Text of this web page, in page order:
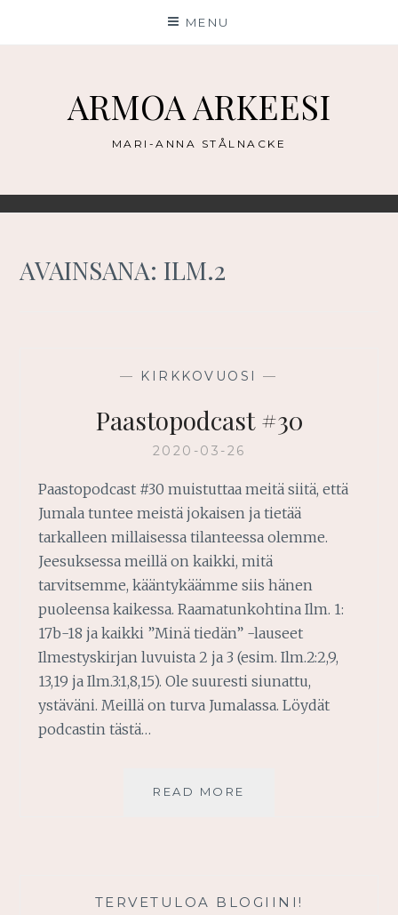
MENU
ARMOA ARKEESI
MARI-ANNA STÅLNACKE
AVAINSANA:ILM.2
— KIRKKOVUOSI —
Paastopodcast #30
2020-03-26
Paastopodcast #30 muistuttaa meitä siitä, että
Jumala tuntee meistä jokaisen ja tietää
tarkalleen millaisessa tilanteessa olemme.
Jeesuksessa meillä on kaikki, mitä
tarvitsemme, kääntykäämme siis hänen
puoleensa kaikessa. Raamatunkohtina Ilm. 1:
17b-18 ja kaikki ”Minä tiedän” -lauseet
Ilmestyskirjan luvuista 2 ja 3 (esim. Ilm.2:2,9,
13,19 ja Ilm.3:1,8,15). Ole suuresti siunattu,
ystäväni. Meillä on turva Jumalassa. Löydät
podcastin tästä…
READ MORE
TERVETULOA BLOGIINI!